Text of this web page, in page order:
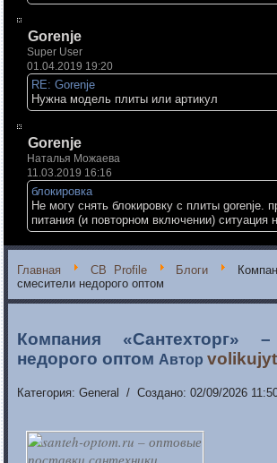
Gorenje
Super User
01.04.2019 19:20
RE: Gorenje
Нужна модель плиты или артикул
Gorenje
Наталья Можаева
11.03.2019 16:16
блокировка
Не могу снять блокировку с плиты gorenje.
питания (и повторном включении) ситуация
Главная CB Profile Блоги
смесители недорого оптом
Компания «Сантехторг»
недорого оптом Автор
Категория: General / Создано: 02/09/2026